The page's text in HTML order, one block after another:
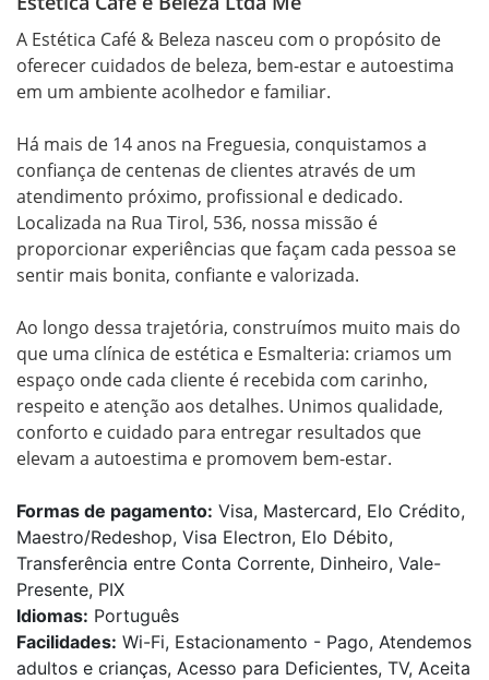
A Estética Café & Beleza nasceu com o propósito de
oferecer cuidados de beleza, bem-estar e autoestima
em um ambiente acolhedor e familiar.
Há mais de 14 anos na Freguesia, conquistamos a
confiança de centenas de clientes através de um
atendimento próximo, profissional e dedicado.
Localizada na Rua Tirol, 536, nossa missão é
proporcionar experiências que façam cada pessoa se
sentir mais bonita, confiante e valorizada.
Ao longo dessa trajetória, construímos muito mais do
que uma clínica de estética e Esmalteria: criamos um
espaço onde cada cliente é recebida com carinho,
respeito e atenção aos detalhes. Unimos qualidade,
conforto e cuidado para entregar resultados que
elevam a autoestima e promovem bem-estar.
Formas de pagamento: Visa, Mastercard, Elo Crédito,
Maestro/Redeshop, Visa Electron, Elo Débito,
Transferência entre Conta Corrente, Dinheiro, Vale-
Presente, PIX
Idiomas: Português
Facilidades: Wi-Fi, Estacionamento - Pago, Atendemos
adultos e crianças, Acesso para Deficientes, TV, Aceita